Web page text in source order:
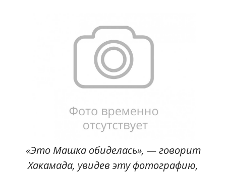
«Это Машка обиделась», — говорит
Хакамада, увидев эту фотографию,